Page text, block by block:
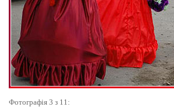
Фотографія 3 з 11: